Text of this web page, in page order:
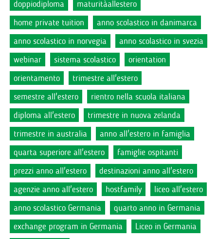
doppiodiploma
maturitàallestero
home private tuition
anno scolastico in danimarca
anno scolastico in norvegia
anno scolastico in svezia
webinar
sistema scolastico
orientation
orientamento
trimestre all'estero
semestre all'estero
rientro nella scuola italiana
diploma all'estero
trimestre in nuova zelanda
trimestre in australia
anno all'estero in famiglia
quarta superiore all'estero
famiglie ospitanti
prezzi anno all'estero
destinazioni anno all'estero
agenzie anno all'estero
hostfamily
liceo all'estero
anno scolastico Germania
quarto anno in Germania
exchange program in Germania
Liceo in Germania